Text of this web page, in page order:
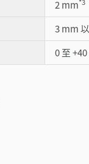
2 mm*3
3 mm
0 至 +40